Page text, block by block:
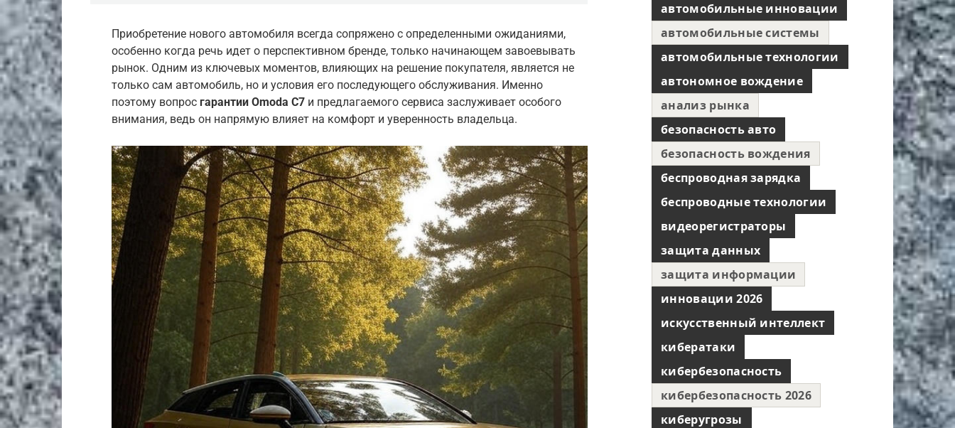
Приобретение нового автомобиля всегда сопряжено с определенными ожиданиями,
особенно когда речь идет о перспективном бренде, только начинающем завоевывать
рынок. Одним из ключевых моментов, влияющих на решение покупателя, является не
только сам автомобиль, но и условия его последующего обслуживания. Именно
поэтому вопрос гарантии Omoda C7 и предлагаемого сервиса заслуживает особого
внимания, ведь он напрямую влияет на комфорт и уверенность владельца.
автомобильные инновации
автомобильные системы
автомобильные технологии
автономное вождение
анализ рынка
безопасность авто
безопасность вождения
беспроводная зарядка
беспроводные технологии
видеорегистраторы
защита данных
защита информации
инновации 2026
искусственный интеллект
кибератаки
кибербезопасность
кибербезопасность 2026
киберугрозы